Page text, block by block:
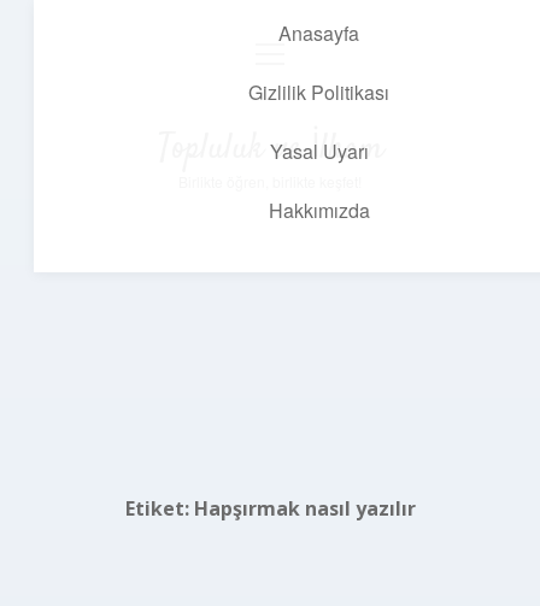
Anasayfa
Gizlilik Politikası
Yasal Uyarı
Hakkımızda
Topluluk ve İlham
Etiket: Hapşırmak nasıl yazılır